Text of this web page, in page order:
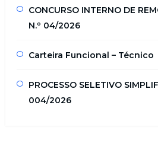
CONCURSO INTERNO DE
N.º 04/2026
Carteira Funcional – Técnico
PROCESSO SELETIVO
004/2026